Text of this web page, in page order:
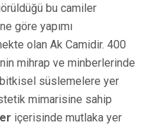
bu camiler
göre yapımı
olan Ak Camidir. 400
mihrap ve minberlerinde
bitkisel süslemelere yer
mimarisine sahip
içerisinde mutlaka yer